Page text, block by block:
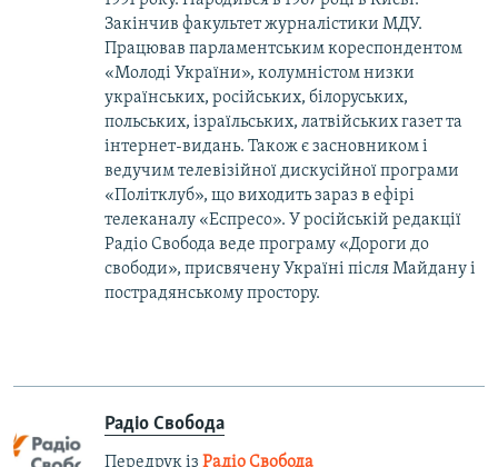
Закінчив факультет журналістики МДУ.
Працював парламентським кореспондентом
«Молоді України», колумністом низки
українських, російських, білоруських,
польських, ізраїльських, латвійських газет та
інтернет-видань. Також є засновником і
ведучим телевізійної дискусійної програми
«Політклуб», що виходить зараз в ефірі
телеканалу «Еспресо». У російській редакції
Радіо Свобода веде програму «Дороги до
свободи», присвячену Україні після Майдану і
пострадянському простору.
Радіо Свобода
Передрук із Радіо Свобода